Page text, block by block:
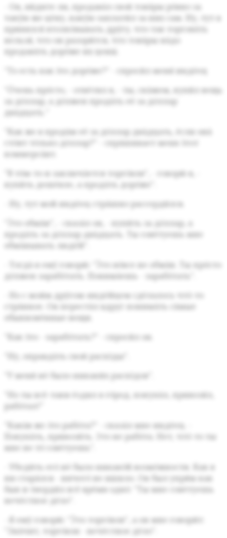
- Он, ви́дите ли, продава́л свои́ това́ры ро́вно за
таку́ю же це́ну,
каку́ю заплати́л за них сам.
принялся́ втолко́вывать дру́гу,
что так торгова́ть
нельзя́,
что он разори́тся,
что това́ры на́до
продава́ть доро́же их цены́.
"То есть как э́то доро́же?"
- спроси́л меня́ инде́ец
"О́чень про́сто, - отве́тил я,
- ты, ска́жем, купи́л вещь
за до́ллар,
а до́лжен прода́ть её за до́ллар
два́дцать."
"Как же я прода́м её за до́ллар два́дцать,
е́сли она́
сто́ит то́лько до́ллар?"
- спра́шивает меня э́тот
коммерса́нт.
"В то́м-то и заключа́ется торго́вля",
- говорю́ я, -
купи́ть деше́вле, а прода́ть доро́же".
- Ну, тут мой инде́ец стра́шно рассерди́лся.
"Э́то обма́н",
- сказа́л он, - купи́ть за до́ллар, а
прода́ть за до́ллар два́дцать.
Ты сове́туешь мне
обма́нывать люде́й".
- Тогда́ я ему́ говорю́: "Э́то во́все не обма́н.
Ты про́сто
до́лжен зарабо́тать.
Понима́ешь - зарабо́тать".
- Но с мои́м дру́гом-инде́йцем сде́лалось что́-то
стра́нное.
Он переста́л вдруг понима́ть са́мые
обыкнове́нные вещи.
"Как э́то - зарабо́тать?" - спроси́л он.
"Ну, оправда́ть свои́ расхо́ды".
"У меня́ не́ было никаки́х расхо́дов".
"Но ты всё-таки е́здил в го́род, покупа́л, привози́л,
рабо́тал!"
"Кака́я же э́то рабо́та?"
- сказа́л мне инде́ец.
Покупа́ть, привози́ть.
Это не рабо́та.
Нет, что́-то ты
мне не то́ сове́туешь".
- Убеди́ть его́ не́ было никако́й возмо́жности.
Как я
ни стара́лся - ничего́ не вы́шло.
Он был упря́м как
бык и тверди́л всё вре́мя одно́:
"Ты мне сове́туешь
нече́стное де́ло".
- Я ему́ говорю́:
"Э́то торго́вля",
а он мне говори́т:
"Зна́чит, торго́вля - нече́стное де́ло".